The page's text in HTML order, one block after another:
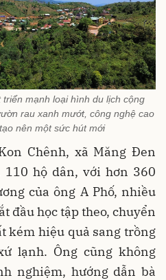
mạnh loại hình du lịch cộng
rau xanh mướt, công nghệ cao
nên một sức hút mới
Chênh, xã Măng Đen
hộ dân, với hơn 360
của ông A Phố, nhiều
đầu học tập theo, chuyển
kém hiệu quả sang trồng
lạnh. Ông cũng không
nghiệm, hướng dẫn bà